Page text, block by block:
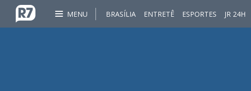
MENU BRASÍLIA ENTRETÊ ESPORTES JR 24H